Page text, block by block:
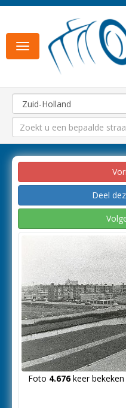
Toggle
navigation
Deel
Foto 4.676keer